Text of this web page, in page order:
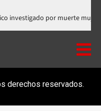
médico investigado por
derechos reservados.